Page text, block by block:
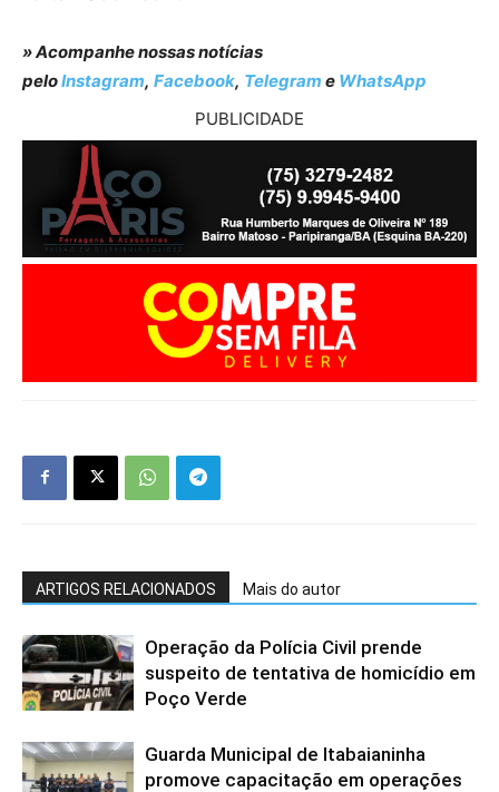
» Acompanhe nossas notícias
peloInstagram, Facebook, Telegram e WhatsApp
PUBLICIDADE
ARTIGOS RELACIONADOS Mais do autor
Operação da Polícia Civil prende
suspeito de tentativa de homicídio em
Poço Verde
Guarda Municipal de Itabaianinha
promove capacitação em operações